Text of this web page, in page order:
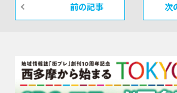
前の記事 次